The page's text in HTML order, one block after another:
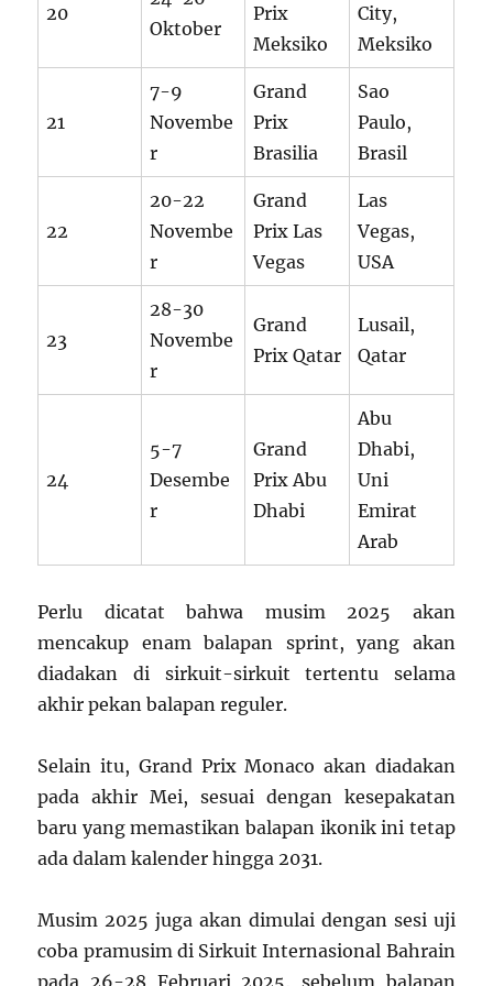
20
Oktober
Prix
Meksiko
City,
Meksiko
21
7-9
Novembe
r
Grand
Prix
Brasilia
Sao
Paulo,
Brasil
22
20-22
Novembe
r
Grand
Prix Las
Vegas
Las
Vegas,
USA
23
28-30
Novembe
r
Grand
Prix Qatar
Lusail,
Qatar
24
5-7
Desembe
r
Grand
Prix Abu
Dhabi
Abu
Dhabi,
Uni
Emirat
Arab
Perlu dicatat bahwa musim 2025 akan
mencakup enam balapan sprint, yang akan
diadakan di sirkuit-sirkuit tertentu selama
akhir pekan balapan reguler.
Selain itu, Grand Prix Monaco akan diadakan
pada akhir Mei, sesuai dengan kesepakatan
baru yang memastikan balapan ikonik ini tetap
ada dalam kalender hingga 2031.
Musim 2025 juga akan dimulai dengan sesi uji
coba pramusim di Sirkuit Internasional Bahrain